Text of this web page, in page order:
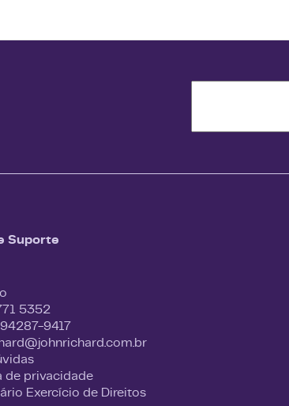
Suporte
5352
9417
de privacidade
Exercício de Direitos